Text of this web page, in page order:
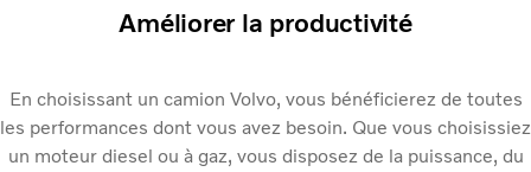
Améliorer la productivité
En choisissant un camion Volvo, vous bénéficierez de toutes
les performances dont vous avez besoin. Que vous choisissiez
un moteur diesel ou à gaz, vous disposez de la puissance, du